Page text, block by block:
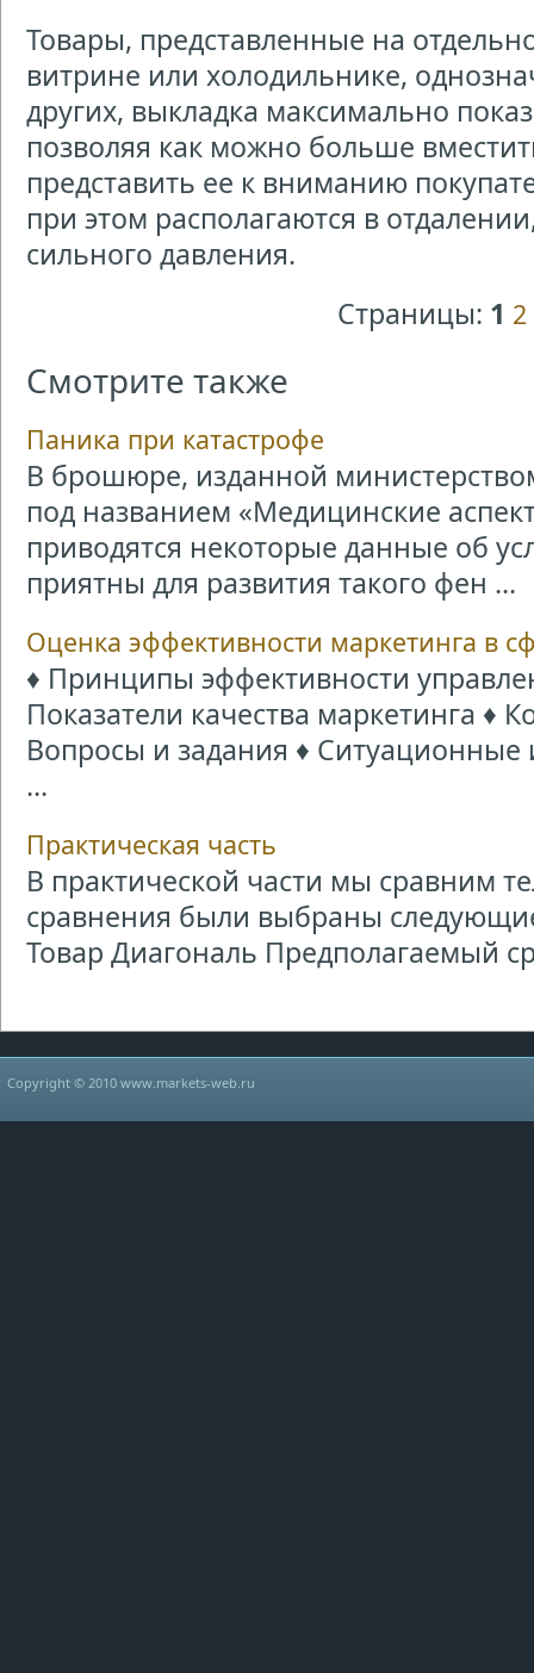
Товары, представленные на
витрине или холодильнике,
других, выкладка максимально
позволяя как можно больше
представить ее к вниманию
при этом располагаются в
сильного давления.
Страницы: 1 2
Смотрите также
Паника при катастрофе
В брошюре, изданной
под названием «Медицинские
приводятся некоторые данные об
приятны для развития такого фен ...
Оценка эффективности маркетинга в
♦ Принципы эффективности
Показатели качества маркетинга ♦
Вопросы и задания ♦ Ситуационные
...
Практическая часть
В практической части мы сравним
сравнения были выбраны
Товар Диагональ Предполагаемый
Copyright © 2010 www.markets-web.ru